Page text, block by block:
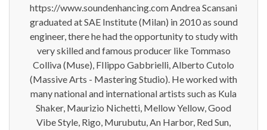
https://www.soundenhancing.com Andrea Scansani
graduated at SAE Institute (Milan) in 2010 as sound
engineer, there he had the opportunity to study with
very skilled and famous producer like Tommaso
Colliva (Muse), FIlippo Gabbrielli, Alberto Cutolo
(Massive Arts - Mastering Studio). He worked with
many national and international artists such as Kula
Shaker, Maurizio Nichetti, Mellow Yellow, Good
Vibe Style, Rigo, Murubutu, An Harbor, Red Sun,